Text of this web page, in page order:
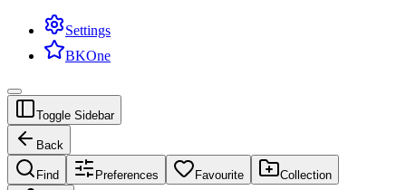
Settings
BKOne
Toggle Sidebar
Back
Find Preferences Favourite Collection